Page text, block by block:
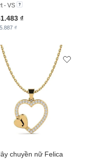
- VS
₫
₫
chuyền nữ Felica